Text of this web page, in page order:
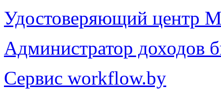
Удостоверяющий центр
Администратор доходов
Сервис workflow.by